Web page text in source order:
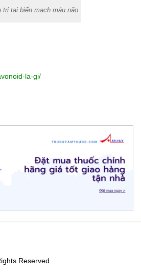
trị tai biến mạch máu não
la-gi/
Reserved